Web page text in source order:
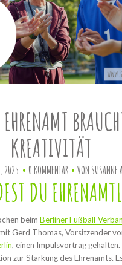
KREATIVITÄT
2025 0 KOMMENTAR VON SUSANNE
DU
beimBerliner Fußball-
Gerd Thomas, Vorsitzender
, einen Impulsvortrag
zur Stärkung des Ehrenamts.